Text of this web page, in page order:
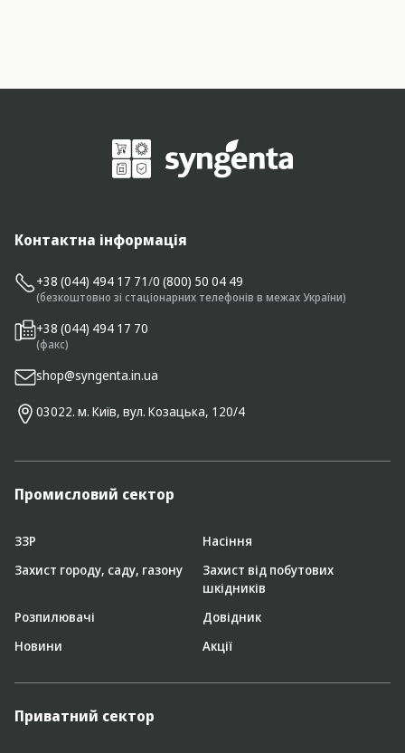
Контактна інформація
+38 (044) 494 17 71/0 (800) 50 04 49
(безкоштовно зі стаціонарних телефонів в межах України)
+38 (044) 494 17 70
(факс)
shop@syngenta.in.ua
03022. м. Київ, вул. Козацька, 120/4
Промисловий сектор
ЗЗР
Насіння
Захист городу, саду, газону
Захист від побутових
шкідників
Розпилювачі
Довідник
Новини
Акції
Приватний сектор